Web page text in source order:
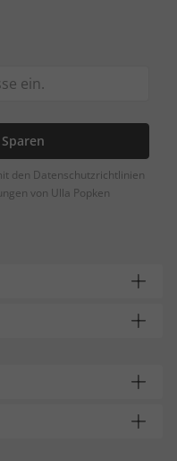
den Datenschutzrichtlinien
von Ulla Popken